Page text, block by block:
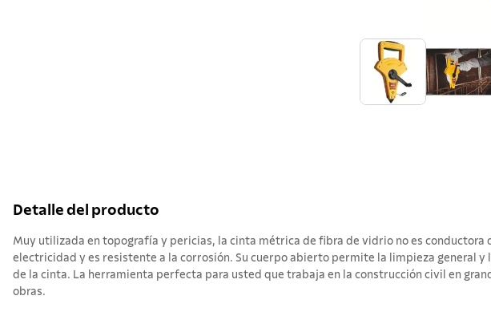
Detalle del producto
Muy utilizada en topografía y pericias, la cinta métrica de fibra de vidrio no es conductora
electricidad y es resistente a la corrosión. Su cuerpo abierto permite la limpieza general y
de la cinta. La herramienta perfecta para usted que trabaja en la construcción civil en
obras.